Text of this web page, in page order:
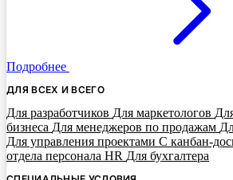
Подробнее
ДЛЯ ВСЕХ И ВСЕГО
Для разработчиков Для маркетологов
бизнеса Для менеджеров по продажам
Для управления проектами С канбан-
отдела персонала HR Для бухгалтера